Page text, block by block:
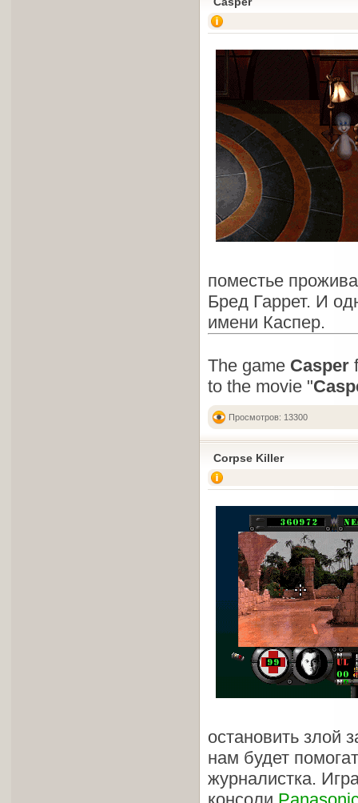
поместье
Бред Гаррет. И
имени Каспер.
The game Casper
to the movie "
Просмотров: 13300
Corpse Killer
остановить злой
нам будет
журналистка.